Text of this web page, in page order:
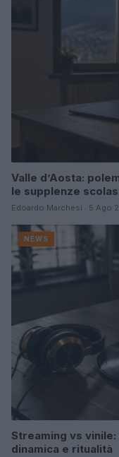
Valle d’Aosta:
le supplenze
Edoardo Marchesi · 5 Ago
NEWS
Streaming vs
dinamica e ritualità